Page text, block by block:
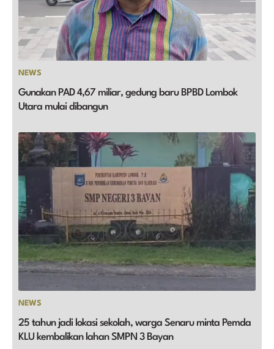
NEWS
Gunakan PAD 4,67 miliar, gedung baru BPBD Lombok
Utara mulai dibangun
NEWS
25 tahun jadi lokasi sekolah, warga Senaru minta Pemda
KLU kembalikan lahan SMPN 3 Bayan